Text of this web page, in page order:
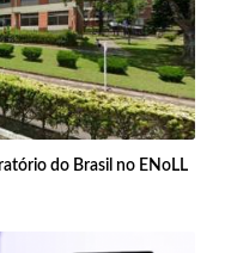
do Brasil no ENoLL